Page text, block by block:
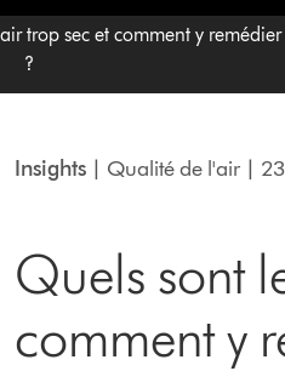
trop sec et comment y remédier
?
Insights | Qualité de l'air |
Quels sont
comment y